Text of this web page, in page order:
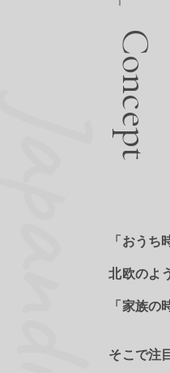
Concept
「おうち
北欧のよ
「家族の
そこで注